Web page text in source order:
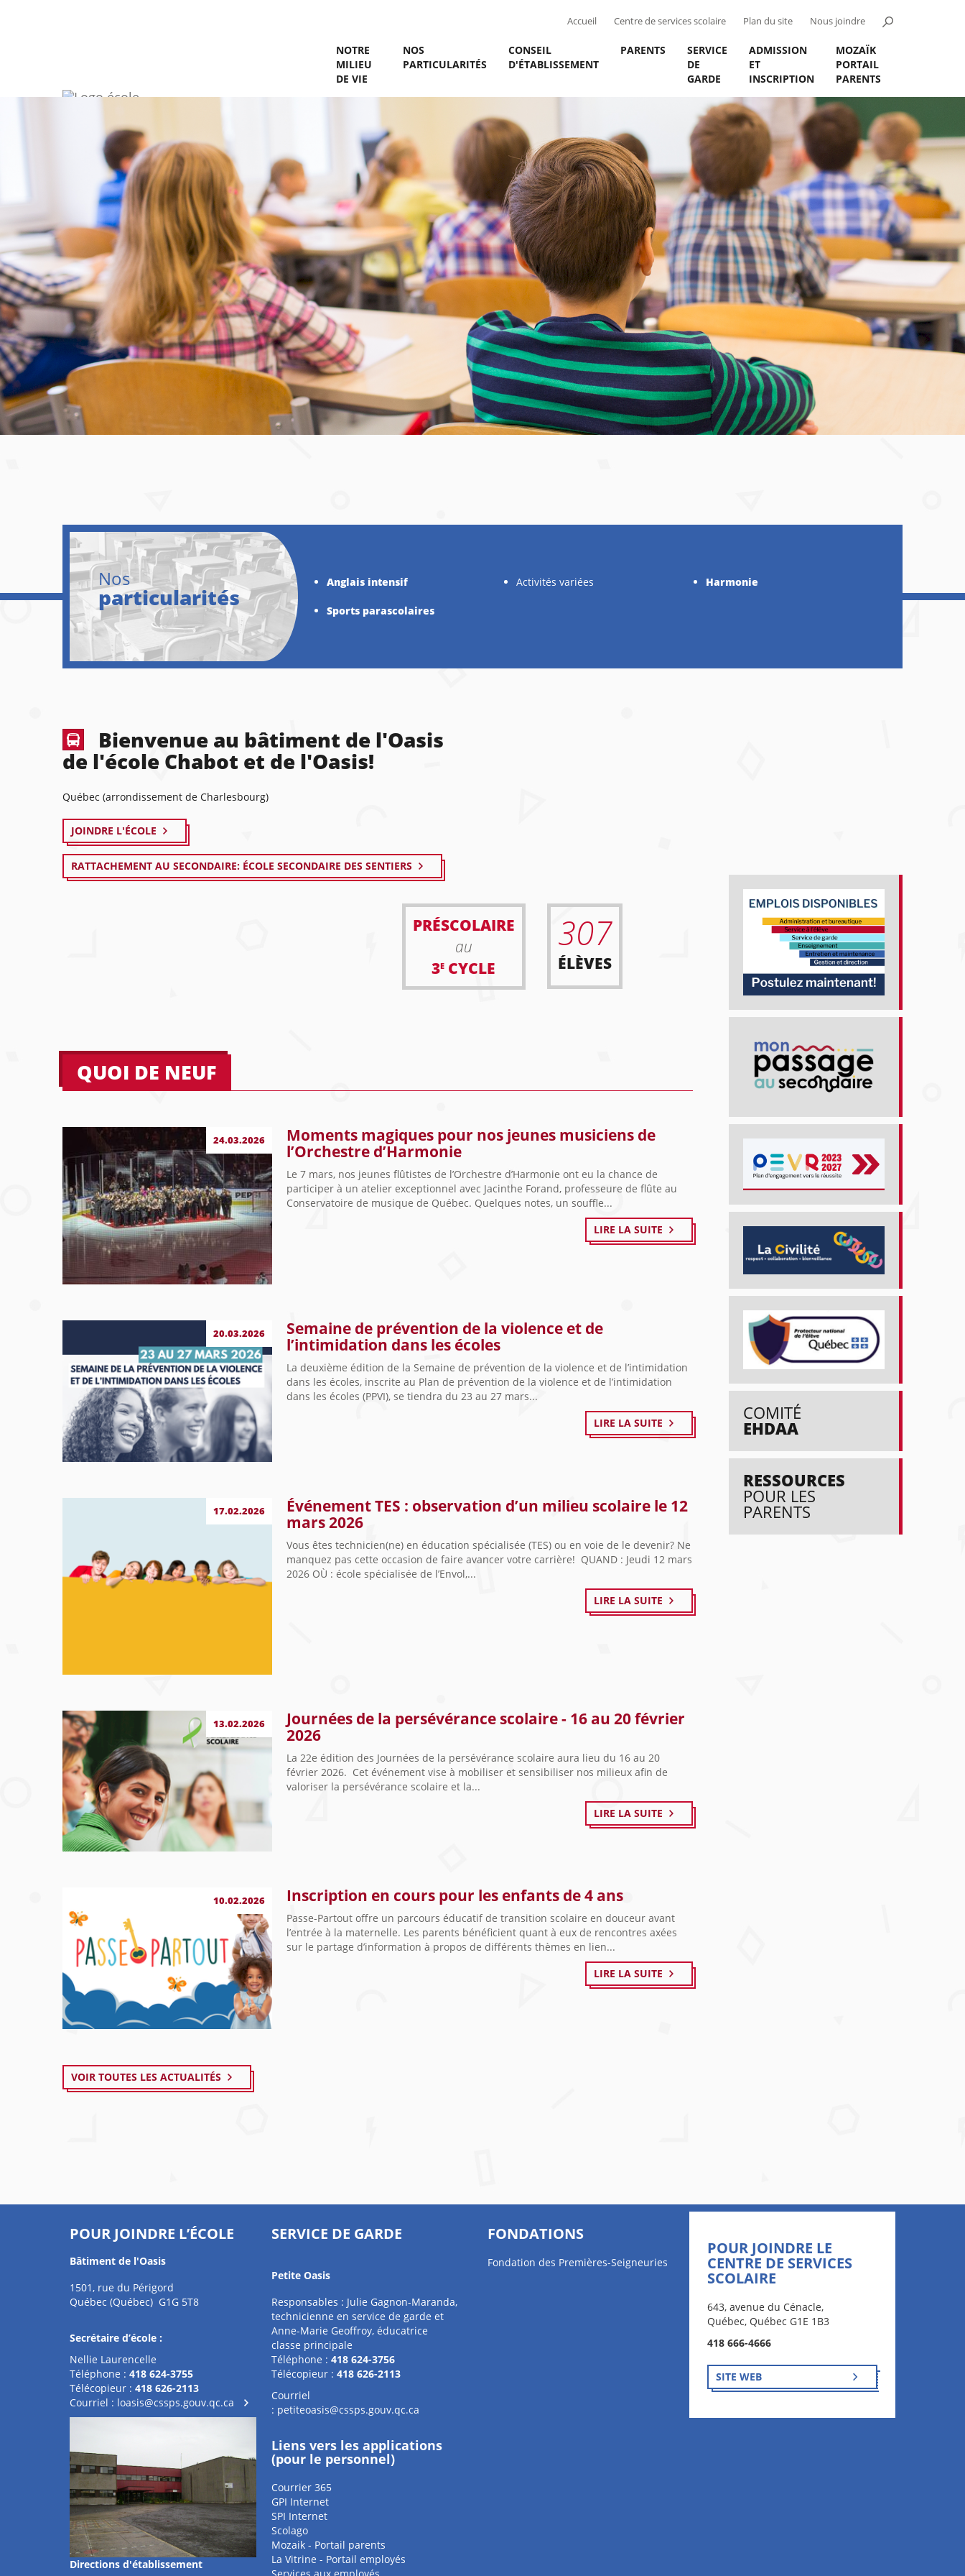
Accueil Centre de services scolaire Plan du site Nous joindre
NOTRE
MILIEU
DE VIE
NOS
PARTICULARITÉS
CONSEIL
D'ÉTABLISSEMENT
PARENTS
SERVICE
DE
GARDE
ADMISSION
ET
INSCRIPTION
MOZAÏK
PORTAIL
PARENTS
Nos
particularités
Anglais intensif Activités variées Harmonie
Sports parascolaires
Bienvenue au bâtiment de l'Oasis
de l'école Chabot et de l'Oasis!
Québec (arrondissement de Charlesbourg)
JOINDRE L'ÉCOLE
RATTACHEMENT AU SECONDAIRE: ÉCOLE SECONDAIRE DES SENTIERS
307
ÉLÈVES
PRÉSCOLAIRE
au
3E CYCLE
COMITÉ
EHDAA
RESSOURCES
POUR LES
PARENTS
QUOI DE NEUF
24.03.2026
Moments magiques pour nos jeunes musiciens de
l’Orchestre d’Harmonie
Le 7 mars, nos jeunes flûtistes de l’Orchestre d’Harmonie ont eu la chance de
participer à un atelier exceptionnel avec Jacinthe Forand, professeure de flûte au
Conservatoire de musique de Québec. Quelques notes, un souffle...
LIRE LA SUITE
20.03.2026
Semaine de prévention de la violence et de
l’intimidation dans les écoles
La deuxième édition de la Semaine de prévention de la violence et de l’intimidation
dans les écoles, inscrite au Plan de prévention de la violence et de l’intimidation
dans les écoles (PPVI), se tiendra du 23 au 27 mars...
LIRE LA SUITE
17.02.2026
Événement TES : observation d’un milieu scolaire le 12
mars 2026
Vous êtes technicien(ne) en éducation spécialisée (TES) ou en voie de le devenir? Ne
manquez pas cette occasion de faire avancer votre carrière! QUAND : Jeudi 12 mars
2026 OÙ : école spécialisée de l’Envol,...
LIRE LA SUITE
13.02.2026
Journées de la persévérance scolaire - 16 au 20 février
2026
La 22e édition des Journées de la persévérance scolaire aura lieu du 16 au 20
février 2026. Cet événement vise à mobiliser et sensibiliser nos milieux afin de
valoriser la persévérance scolaire et la...
LIRE LA SUITE
10.02.2026 Inscription en cours pour les enfants de 4 ans
Passe-Partout offre un parcours éducatif de transition scolaire en douceur avant
l’entrée à la maternelle. Les parents bénéficient quant à eux de rencontres axées
sur le partage d’information à propos de différents thèmes en lien...
LIRE LA SUITE
VOIR TOUTES LES ACTUALITÉS
POUR JOINDRE L’ÉCOLE
Bâtiment de l'Oasis
1501, rue du Périgord
Québec (Québec) G1G 5T8
Secrétaire d’école :
Nellie Laurencelle
Téléphone : 418 624-3755
Télécopieur : 418 626-2113
Courriel : loasis@cssps.gouv.qc.ca
Directions d'établissement
SERVICE DE GARDE
Petite Oasis
Responsables : Julie Gagnon-Maranda,
technicienne en service de garde et
Anne-Marie Geoffroy, éducatrice
classe principale
Téléphone : 418 624-3756
Télécopieur : 418 626-2113
Courriel
: petiteoasis@cssps.gouv.qc.ca
Liens vers les applications
(pour le personnel)
Courrier 365
GPI Internet
SPI Internet
Scolago
Mozaik - Portail parents
La Vitrine - Portail employés
FONDATIONS
Fondation des Premières-Seigneuries
POUR JOINDRE LE
CENTRE DE SERVICES
SCOLAIRE
643, avenue du Cénacle,
Québec, Québec G1E 1B3
418 666-4666
SITE WEB